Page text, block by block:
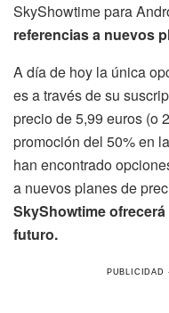
SkyShowtime para
referencias a nuevos
A día de hoy la única
es a través de su
precio de 5,99 euros (o
promoción del 50% en
han encontrado
a nuevos planes de
SkyShowtime
futuro.